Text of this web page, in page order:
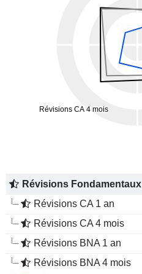
Révisions Fondamentaux
Révisions CA 1 an
Révisions CA 4 mois
Révisions BNA 1 an
Révisions BNA 4 mois